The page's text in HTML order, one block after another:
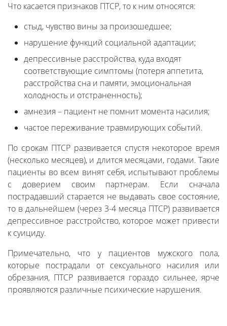
Что касается признаков ПТСР, то к ним относятся:
стыд, чувство вины за произошедшее;
нарушение функций социальной адаптации;
депрессивные расстройства, куда входят
соответствующие симптомы (потеря аппетита,
расстройства сна и памяти, эмоциональная
холодность и отстраненность);
амнезия – пациент не помнит момента насилия;
частое переживание травмирующих событий.
По срокам ПТСР развивается спустя некоторое время
(несколько месяцев), и длится месяцами, годами. Такие
пациенты во всем винят себя, испытывают проблемы
с доверием своим партнерам. Если сначала
пострадавший старается не выдавать свое состояние,
то в дальнейшем (через 3-4 месяца ПТСР) развивается
депрессивное расстройство, которое может привести
к суициду.
Примечательно, что у пациентов мужского пола,
которые пострадали от сексуального насилия или
обрезания, ПТСР развивается гораздо сильнее, ярче
проявляются различные психические нарушения.